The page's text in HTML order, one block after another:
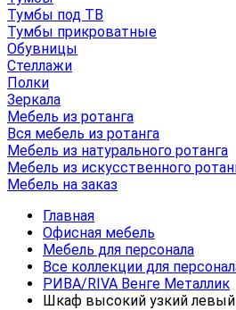
Тумбы под ТВ
Тумбы прикроватные
Обувницы
Стеллажи
Полки
Зеркала
Мебель из ротанга
Вся мебель из ротанга
Мебель из натурального ротанга
Мебель из искусственного
Мебель на заказ
Главная
Офисная мебель
Мебель для персонала
Все коллекции для
РИВА/RIVA Венге Металлик
Шкаф высокий узкий